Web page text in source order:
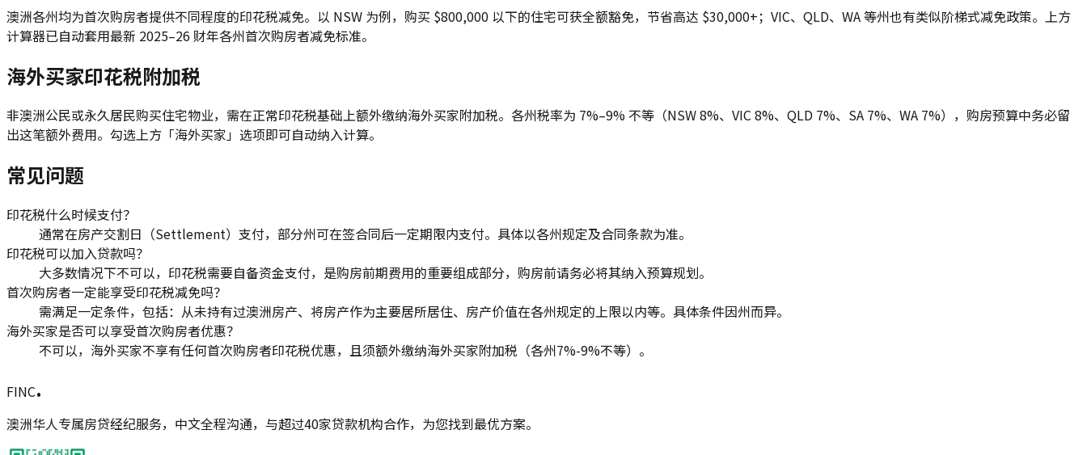
澳洲各州均为首次购房者提供不同程度的印花税减免。以 NSW 为例，购买 $800,000 以下的住宅可获全额豁免，节省高达 $30,000+；VIC、QLD、WA 等州也有类似阶梯式减免政策。上方
计算器已自动套用最新 2025–26 财年各州首次购房者减免标准。
海外买家印花税附加税
非澳洲公民或永久居民购买住宅物业，需在正常印花税基础上额外缴纳海外买家附加税。各州税率为 7%–9% 不等（NSW 8%、VIC 8%、QLD 7%、SA 7%、WA 7%），购房预算中务必留
出这笔额外费用。勾选上方「海外买家」选项即可自动纳入计算。
常见问题
印花税什么时候支付？
通常在房产交割日（Settlement）支付，部分州可在签合同后一定期限内支付。具体以各州规定及合同条款为准。
印花税可以加入贷款吗？
大多数情况下不可以，印花税需要自备资金支付，是购房前期费用的重要组成部分，购房前请务必将其纳入预算规划。
首次购房者一定能享受印花税减免吗？
需满足一定条件，包括：从未持有过澳洲房产、将房产作为主要居所居住、房产价值在各州规定的上限以内等。具体条件因州而异。
海外买家是否可以享受首次购房者优惠？
不可以，海外买家不享有任何首次购房者印花税优惠，且须额外缴纳海外买家附加税（各州7%-9%不等）。
FINC.
澳洲华人专属房贷经纪服务，中文全程沟通，与超过40家贷款机构合作，为您找到最优方案。